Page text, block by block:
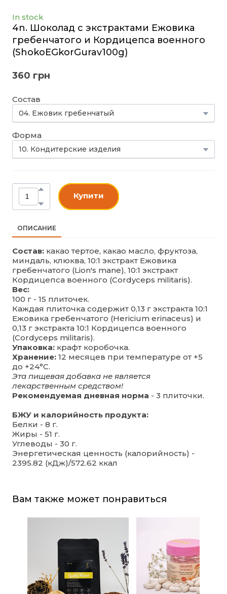
In stock
4n. Шоколад с экстрактами Ежовика
гребенчатого и Кордицепса военного
(ShokoEGkorGurav100g)
360 грн
Состав
Форма
Купити
ОПИСАНИЕ
Состав: какао тертое, какао масло, фруктоза,
миндаль, клюква, 10:1 экстракт Ежовика
гребенчатого (Lion's mane), 10:1 экстракт
Кордицепса военного (Cordyceps militaris).
Вес:
100 г - 15 плиточек.
Каждая плиточка содержит 0,13 г экстракта 10:1
Ежовика гребенчатого (Hericium erinaceus) и
0,13 г экстракта 10:1 Кордицепса военного
(Cordyceps militaris).
Упаковка: крафт коробочка.
Хранение: 12 месяцев при температуре от +5
до +24°C.
Эта пищевая добавка не является
лекарственным средством!
Рекомендуемая дневная норма - 3 плиточки.
БЖУ и калорийность продукта:
Белки - 8 г.
Жиры - 51 г.
Углеводы - 30 г.
Энергетическая ценность (калорийность) -
2395.82 (кДж)/572.62 ккал
Вам также может понравиться